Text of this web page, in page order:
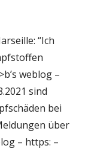
“Ich
weblog –
sind
bei
über
– https: –